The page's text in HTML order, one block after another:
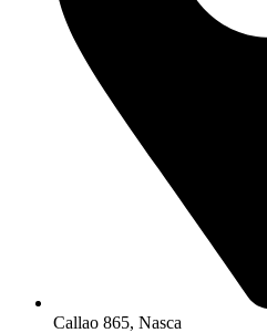
Callao 865, Nasca